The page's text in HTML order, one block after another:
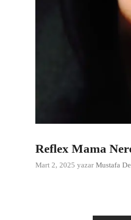
Reflex Mama
Mart 2, 2025 yazar Mustafa